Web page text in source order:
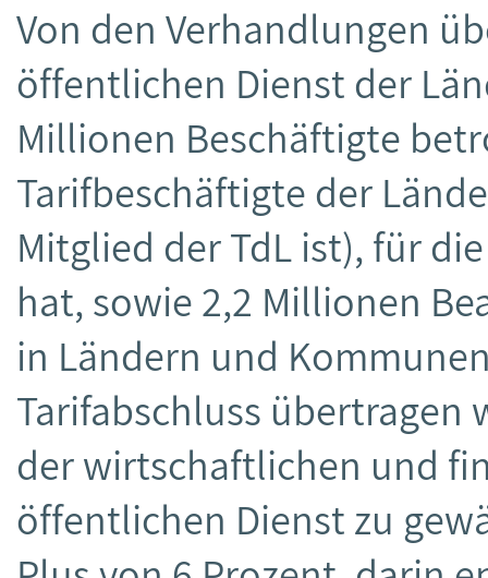
Von den Verhandlungen
öffentlichen Dienst der
Millionen Beschäftigte
Tarifbeschäftigte der
Mitglied der TdL ist), für
hat, sowie 2,2 Millionen
in Ländern und
Tarifabschluss übertragen
der wirtschaftlichen und
öffentlichen Dienst zu